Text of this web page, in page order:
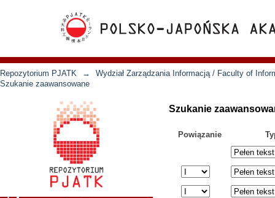
Repozytorium PJATK →
Wydział Zarządzania Informacją / Faculty of
Szukanie zaawansowane
Szukanie
Powiązanie